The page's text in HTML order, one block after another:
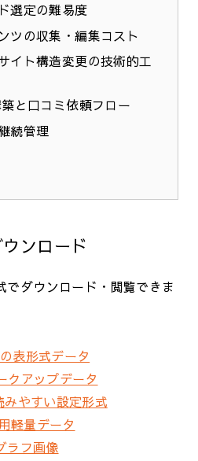
選定の難易度
ツの収集・編集コスト
イト構造変更の技術的工
と口コミ依頼フロー
続管理
ンロード
でダウンロード・閲覧できま
表形式データ
アップデータ
やすい設定形式
軽量データ
ラフ画像